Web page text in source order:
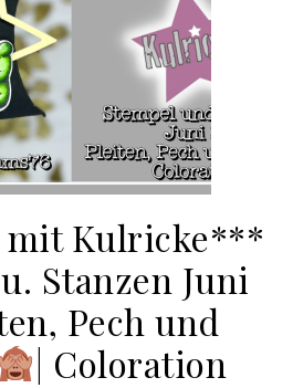
Kulricke***
Stanzen Juni
Pech und
| Coloration